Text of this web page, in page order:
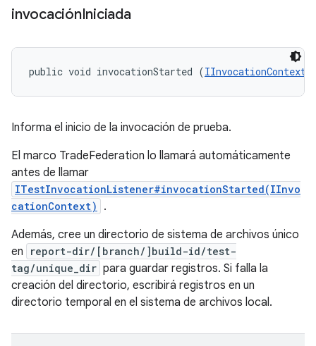
invocaciónIniciada
public void invocationStarted (IInvocationContext
Informa el inicio de la invocación de prueba.
El marco TradeFederation lo llamará automáticamente
antes de llamar
ITestInvocationListener#invocationStarted(IInvo
cationContext)
.
Además, cree un directorio de sistema de archivos único
en
report-dir/[branch/]build-id/test-
tag/unique_dir para guardar registros. Si falla la
creación del directorio, escribirá registros en un
directorio temporal en el sistema de archivos local.